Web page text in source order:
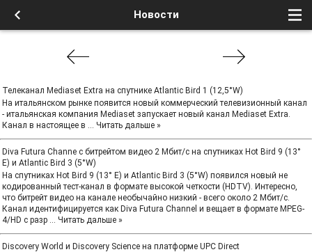
Новости
Телеканал Mediaset Extra на спутнике Atlantic Bird 1 (12,5°W)
На итальянском рынке появится новый коммерческий телевизионный канал
- итальянская компания Mediaset запускает новый канал Mediaset Extra.
Канал в настоящее в ... Читать дальше »
Diva Futura Channe с битрейтом видео 2 Мбит/с на спутниках Hot Bird 9 (13°
E) и Atlantic Bird 3 (5°W)
На спутниках Hot Bird 9 (13° E) и Atlantic Bird 3 (5°W) появился новый не
кодированный тест-канал в формате высокой четкости (HDTV). Интересно,
что битрейт видео на канале необычайно низкий - всего около 2 Мбит/с.
Канал идентифицируется как Diva Futura Channel и вещает в формате MPEG-
4/HD с разр ... Читать дальше »
Discovery World и Discovery Science на платформе UPC Direct